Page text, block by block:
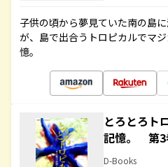
子供の頃から夢見ていた南の島
が、島で出合うトロピカルでマ
憶。
とろとろト
記憶。 第3
D-Books